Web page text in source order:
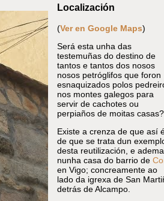
Localización
(Ver en Google Maps)
Será esta unha das
testemuñas do destino de
tantos e tantos dos nosos
nosos petróglifos que foron
esnaquizados polos
nos montes galegos para
servir de cachotes ou
perpiaños de moitas casas?
Existe a crenza de que así
de que se trata dun
desta reutilización, e
nunha casa do barrio de
en Vigo; concreamente ao
lado da igrexa de San
detrás de Alcampo.